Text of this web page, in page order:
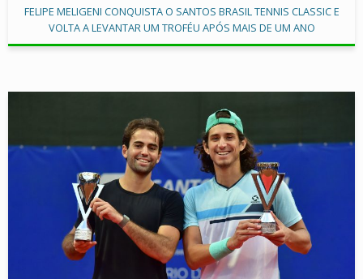
FELIPE MELIGENI CONQUISTA O SANTOS BRASIL TENNIS CLASSIC E
VOLTA A LEVANTAR UM TROFÉU APÓS MAIS DE UM ANO